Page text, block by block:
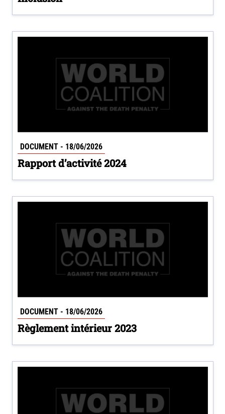
DOCUMENT - 18/06/2026
Rapport d’activité 2024
DOCUMENT - 18/06/2026
Règlement intérieur 2023